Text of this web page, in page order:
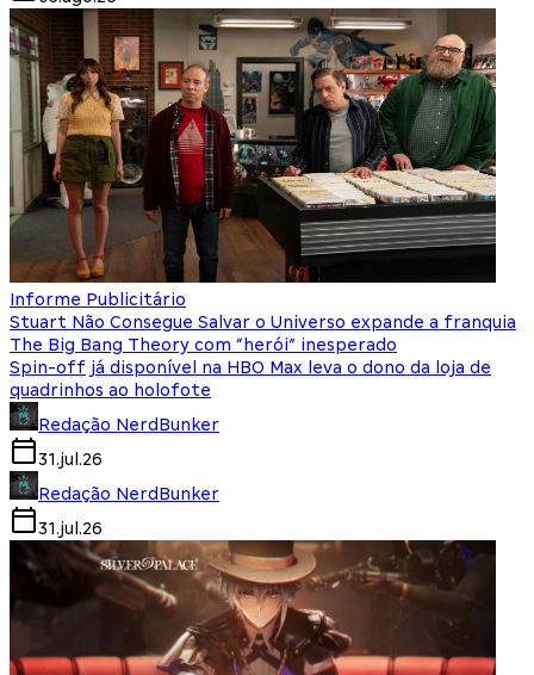
Informe Publicitário
Stuart Não Consegue Salvar o Universo expande a franquia
The Big Bang Theory com “herói” inesperado
Spin-off já disponível na HBO Max leva o dono da loja de
quadrinhos ao holofote
Redação NerdBunker
31.jul.26
Redação NerdBunker
31.jul.26